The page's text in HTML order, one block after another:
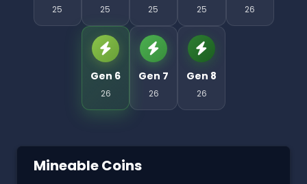
25 25 25 25 26
Gen 6
26
Gen 7
26
Gen 8
26
Mineable Coins